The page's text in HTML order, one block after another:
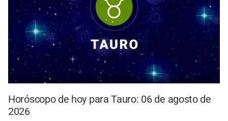
Horóscopo de hoy para Tauro: 06 de agosto de
2026